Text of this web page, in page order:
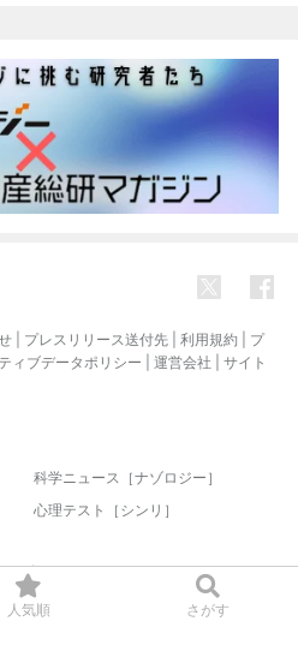
人気順 さがす
プレスリリース送付先 利用規約
プ
ィブデータポリシー 運営会社
サイト
科学ニュース［ナゾロジー］
心理テスト［シンリ］